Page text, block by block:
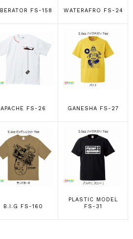
FS-158 WATERAFRO FS-24
APACHE FS-26 GANESHA FS-27
B.I.G FS-160
PLASTIC MODEL
FS-31